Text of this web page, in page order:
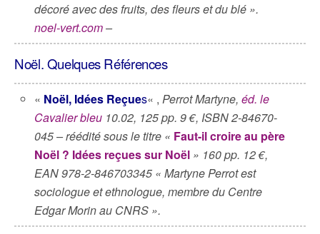
décoré avec des fruits, des fleurs et du blé ».
noel-vert.com–
Noël. Quelques Références
« Noël, Idées Reçues« ,Perrot Martyne,éd. le
Cavalier bleu 10.02, 125 pp. 9 €, ISBN 2-84670-
045 – réédité sous le titre « Faut-il croire au père
Noël ? Idées reçues sur Noël » 160 pp. 12 €,
EAN978-2-846703345 «Martyne Perrot est
sociologue et ethnologue, membre du Centre
Edgar Morin au CNRS ».